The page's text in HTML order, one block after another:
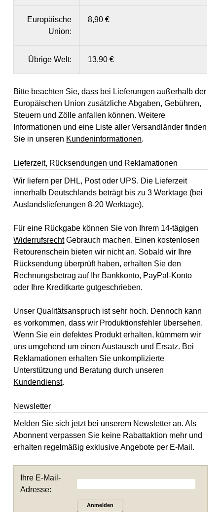
Europäische
Union:
8,90 €
Übrige Welt: 13,90 €
Bitte beachten Sie, dass bei Lieferungen außerhalb der
Europäischen Union zusätzliche Abgaben, Gebühren,
Steuern und Zölle anfallen können. Weitere
Informationen und eine Liste aller Versandländer finden
Sie in unseren Kundeninformationen.
Lieferzeit, Rücksendungen und Reklamationen
Wir liefern per DHL, Post oder UPS. Die Lieferzeit
innerhalb Deutschlands beträgt bis zu 3 Werktage (bei
Auslandslieferungen 8-20 Werktage).
Für eine Rückgabe können Sie von Ihrem 14-tägigen
WiderrufsrechtGebrauch machen. Einen kostenlosen
Retourenschein bieten wir nicht an. Sobald wir Ihre
Rücksendung überprüft haben, erhalten Sie den
Rechnungsbetrag auf Ihr Bankkonto, PayPal-Konto
oder Ihre Kreditkarte gutgeschrieben.
Unser Qualitätsanspruch ist sehr hoch. Dennoch kann
es vorkommen, dass wir Produktionsfehler übersehen.
Wenn Sie ein defektes Produkt erhalten, kümmern wir
uns umgehend um einen Austausch und Ersatz. Bei
Reklamationen erhalten Sie unkomplizierte
Unterstützung und Beratung durch unseren
Kundendienst.
Newsletter
Melden Sie sich jetzt bei unserem Newsletter an. Als
Abonnent verpassen Sie keine Rabattaktion mehr und
erhalten regelmäßig exklusive Angebote per E-Mail.
Ihre E-Mail-
Adresse:
Anmelden